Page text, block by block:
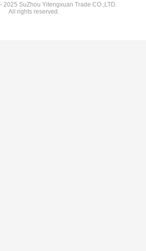
2025 SuZhou Yitengxuan Trade CO.,LTD.
All rights reserved.